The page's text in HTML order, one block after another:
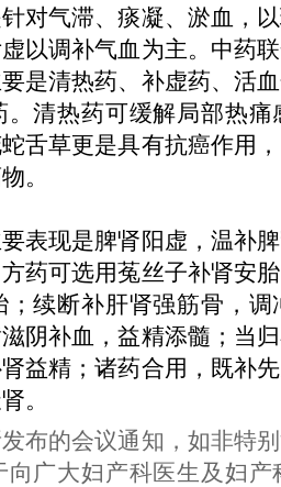
对气滞、痰凝、淤血，
以调补气血为主。中药
是清热药、补虚药、活
。清热药可缓解局部热
舌草更是具有抗癌作用
。
表现是脾肾阳虚，温补
药可选用菟丝子补肾安
；续断补肝肾强筋骨，
阴补血，益精添髓；当
益精；诸药合用，既补
。
布的会议通知，如非特
向广大妇产科医生及妇